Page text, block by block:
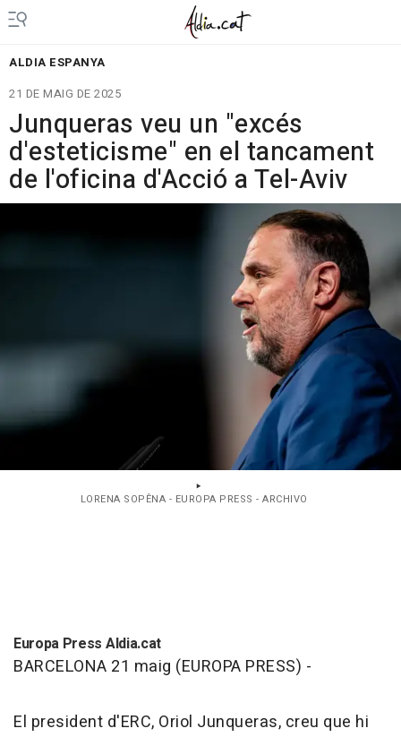
ALDIA ESPANYA
21 DE MAIG DE 2025
Junqueras veu un "excés
d'esteticisme" en el tancament
de l'oficina d'Acció a Tel-Aviv
LORENA SOPÊNA - EUROPA PRESS - ARCHIVO
Europa Press Aldia.cat
BARCELONA 21 maig (EUROPA PRESS) -
El president d'ERC, Oriol Junqueras, creu que hi